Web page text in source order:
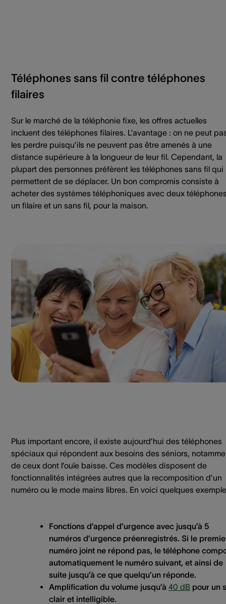
Téléphones sans fil contre téléphones
filaires
Sur le marché de la téléphonie fixe, les offres actuelles
incluent des téléphones filaires. L’avantage : on ne peut
les perdre puisqu’ils ne peuvent pas être amenés à une
distance supérieure à la longueur de leur fil. Cependant, la
plupart des personnes préfèrent les téléphones sans fil qui
permettent de se déplacer. Un bon compromis consiste à
acheter des systèmes téléphoniques avec deux
un filaire et un sans fil, pour la maison.
Plus important encore, il existe aujourd’hui des téléphones
spéciaux qui répondent aux besoins des séniors,
de ceux dont l’ouïe baisse. Ces modèles disposent de
fonctionnalités intégrées autres que la recomposition d’un
numéro ou le mode mains libres. En voici quelques
Fonctions d’appel d’urgence avec jusqu’à 5
numéros d’urgence préenregistrés. Si le
numéro joint ne répond pas, le téléphone
automatiquement le numéro suivant, et ainsi de
suite jusqu’à ce que quelqu’un réponde.
Amplification du volume jusqu’à 40 dB pour un
clair et intelligible.